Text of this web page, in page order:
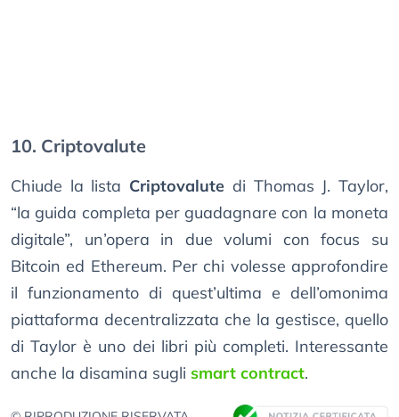
10. Criptovalute
Chiude la lista Criptovalute di Thomas J. Taylor,
“la guida completa per guadagnare con la moneta
digitale”, un’opera in due volumi con focus su
Bitcoin ed Ethereum. Per chi volesse approfondire
il funzionamento di quest’ultima e dell’omonima
piattaforma decentralizzata che la gestisce, quello
di Taylor è uno dei libri più completi. Interessante
anche la disamina sugli smart contract.